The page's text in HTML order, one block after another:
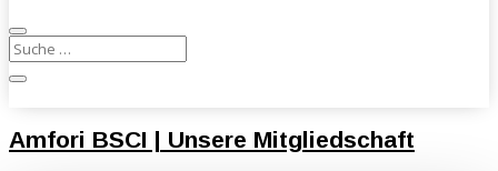
Amfori BSCI | Unsere Mitgliedschaft